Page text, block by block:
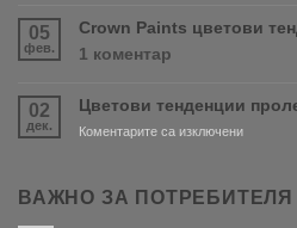
PURDY!
05
фев.
Crown Paints цветови
1 коментар
цветови
тенденции
Лято
02
дек.
Цветови тенденции
Коментарите са изключениза
пролет-
ВАЖНО ЗА ПОТРЕБИТЕЛЯ